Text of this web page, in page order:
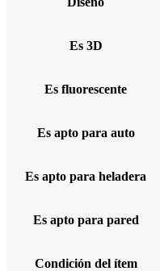
Es 3D
Es fluorescente
Es apto para auto
Es apto para heladera
Es apto para pared
Condición del ítem